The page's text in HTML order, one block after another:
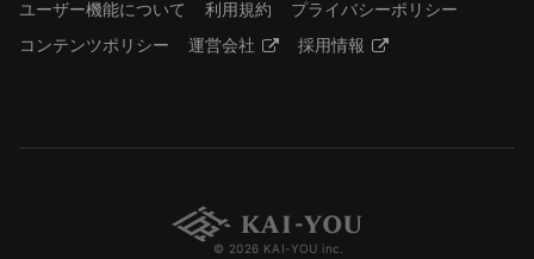
ユーザー機能について
利用規約
プライバシーポリシー
コンテンツポリシー
運営会社 採用情報
© 2026 KAI-YOU inc.